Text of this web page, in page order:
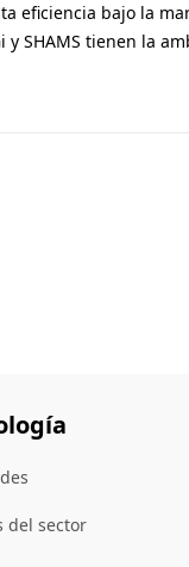
eficiencia bajo la
y SHAMS tienen la
del sector